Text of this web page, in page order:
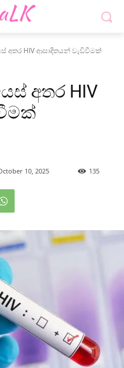
අතර HIV ආසාදිතයන් වැඩිවීමක්
අතර HIV
10, 2025 135